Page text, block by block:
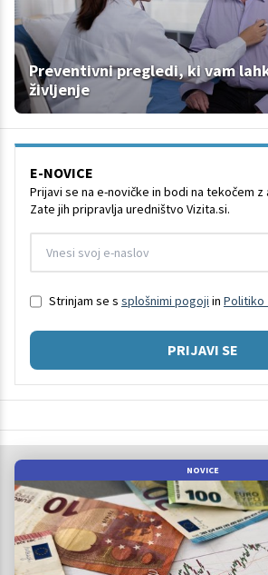
Preventivni pregledi, ki vam
življenje
E-NOVICE
Prijavi se na e-novičke in bodi na tekočem z
Zate jih pripravlja uredništvo Vizita.si.
Strinjam se s splošnimi pogoji in Politiko
PRIJAVI SE
NOVICE